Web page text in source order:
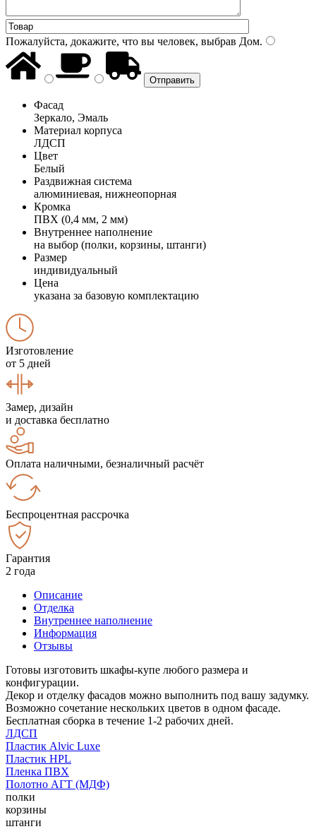
Пожалуйста, докажите, что вы человек, выбрав Дом.
Фасад
Зеркало, Эмаль
Материал корпуса
ЛДСП
Цвет
Белый
Раздвижная система
алюминиевая, нижнеопорная
Кромка
ПВХ (0,4 мм, 2 мм)
Внутреннее наполнение
на выбор (полки, корзины, штанги)
Размер
индивидуальный
Цена
указана за базовую комплектацию
Изготовление
от 5 дней
Замер, дизайн
и доставка бесплатно
Оплата наличными, безналичный расчёт
Беспроцентная рассрочка
Гарантия
2 года
Описание
Отделка
Внутреннее наполнение
Информация
Отзывы
Готовы изготовить шкафы-купе любого размера и
конфигурации.
Декор и отделку фасадов можно выполнить под вашу задумку.
Возможно сочетание нескольких цветов в одном фасаде.
Бесплатная сборка в течение 1-2 рабочих дней.
ЛДСП
Пластик Alvic Luxe
Пластик HPL
Пленка ПВХ
Полотно АГТ (МДФ)
полки
корзины
штанги